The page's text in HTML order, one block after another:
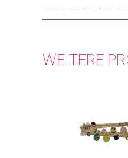
sichern den Künstlern
WEITERE